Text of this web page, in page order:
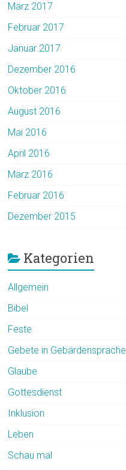
März 2017
Februar 2017
Januar 2017
Dezember 2016
Oktober 2016
August 2016
Mai 2016
April 2016
März 2016
Februar 2016
Dezember 2015
Kategorien
Allgemein
Bibel
Feste
Gebete in Gebärdensprache
Glaube
Gottesdienst
Inklusion
Leben
Schau mal